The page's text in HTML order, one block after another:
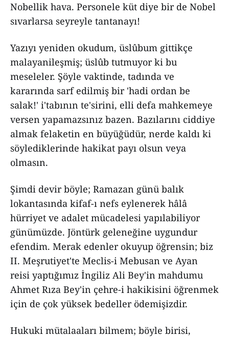
Nobellik hava. Personele küt diye bir de Nobel
sıvarlarsa seyreyle tantanayı!
Yazıyı yeniden okudum, üslûbum gittikçe
malayanileşmiş; üslûb tutmuyor ki bu
meseleler. Şöyle vaktinde, tadında ve
kararında sarf edilmiş bir 'hadi ordan be
salak!' i'tabının te'sirini, elli defa mahkemeye
versen yapamazsınız bazen. Bazılarını ciddiye
almak felaketin en büyüğüdür, nerde kaldı ki
söylediklerinde hakikat payı olsun veya
olmasın.
Şimdi devir böyle; Ramazan günü balık
lokantasında kifaf-ı nefs eylenerek hâlâ
hürriyet ve adalet mücadelesi yapılabiliyor
günümüzde. Jöntürk geleneğine uygundur
efendim. Merak edenler okuyup öğrensin; biz
II. Meşrutiyet'te Meclis-i Mebusan ve Ayan
reisi yaptığımız İngiliz Ali Bey'in mahdumu
Ahmet Rıza Bey'in çehre-i hakikisini öğrenmek
için de çok yüksek bedeller ödemişizdir.
Hukuki mütalaaları bilmem; böyle birisi,